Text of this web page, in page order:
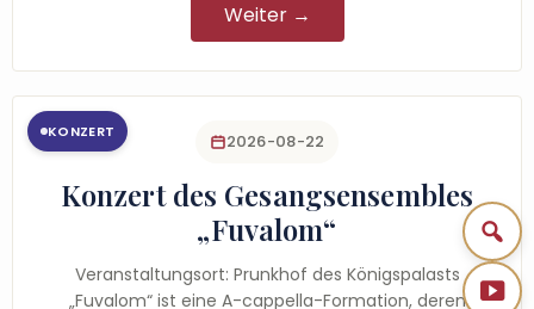
Weiter →
KONZERT 2026-08-22
Konzert des Gesangsensembles
„Fuvalom“
Veranstaltungsort: Prunkhof des Königspalasts
„Fuvalom“ ist eine A-cappella-Formation, deren